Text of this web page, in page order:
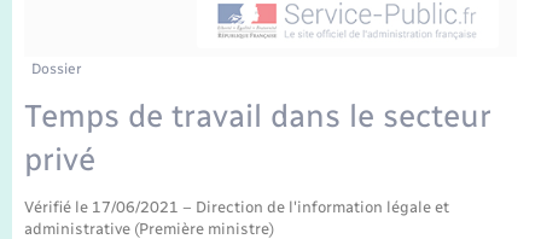
Etat-civil - Papiers - Citoyenneté
Mariage – PACS
Parrainage civil
Logement - Urbanisme
Loisirs
Transports scolaires
Travaux - Autorisation d’occupation de l’espace
Compétences
Plan interactif
Dossier
Temps de travail dans le secteur
privé
Vérifié le 17/06/2021 – Direction de l'information légale et
administrative (Première ministre)